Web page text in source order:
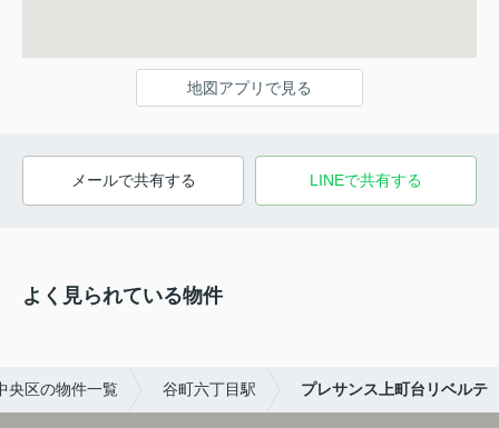
地図アプリで見る
メールで共有する LINEで共有する
よく見られている物件
央区の物件一覧 谷町六丁目駅 プレサンス上町台リベルテ